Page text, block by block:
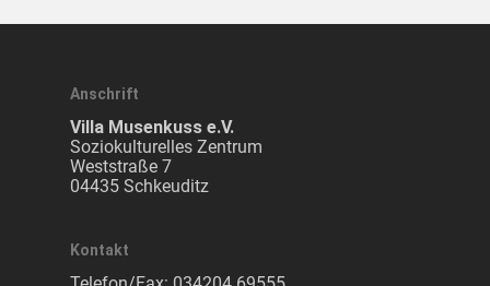
Anschrift
Villa Musenkuss e.V.
Soziokulturelles Zentrum
Weststraße 7
04435 Schkeuditz
Kontakt